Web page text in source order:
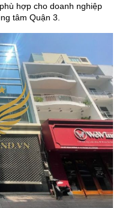
hợp cho doanh nghiệp
tâm Quận 3.